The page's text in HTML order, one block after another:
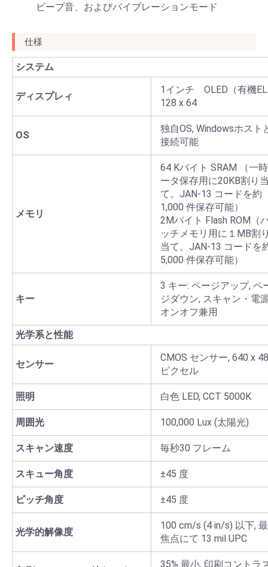
ビープ音、およびバイブレーションモード
仕様
システム
ディスプレィ
1インチ OLED（有機
128 x 64
OS
独自OS, Windowsホスト
接続可能
メモリ
64 Kバイト SRAM （一
ータ保存用に20KB割り
て。JAN-13 コードを約
1,000 件保存可能）
2Mバイト Flash ROM（
ッチメモリ用に１MB割
当て。JAN-13 コードを
5,000 件保存可能）
キー
3 キー: ページアップ, ペ
ジダウン, スキャン・電
オンオフ兼用
光学系と性能
センサー
CMOS センサー, 640 x
ピクセル
照明 白色 LED, CCT 5000K
周囲光 100,000 Lux (太陽光)
スキャン速度 毎秒30 フレーム
スキュー角度 ±45 度
ピッチ角度 ±45 度
光学的解像度
100 cm/s (4 in/s) 以下,
焦点にて 13 mil UPC
35% 最小, 印刷コントラ